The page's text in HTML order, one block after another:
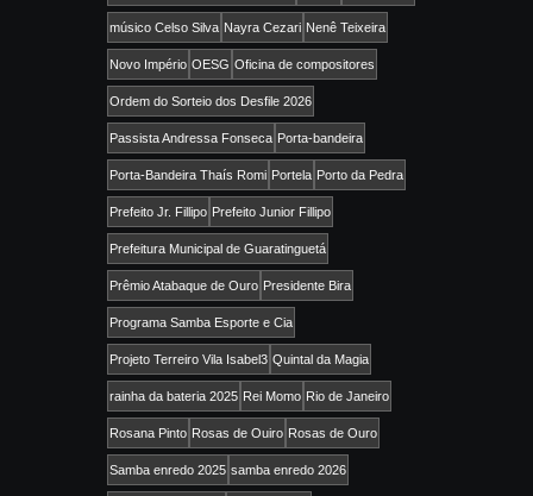
músico Celso Silva Nayra Cezari Nenê Teixeira
Novo Império OESG Oficina de compositores
Ordem do Sorteio dos Desfile 2026
Passista Andressa Fonseca Porta-bandeira
Porta-Bandeira Thaís Romi Portela Porto da Pedra
Prefeito Jr. Fillipo Prefeito Junior Fillipo
Prefeitura Municipal de Guaratinguetá
Prêmio Atabaque de Ouro Presidente Bira
Programa Samba Esporte e Cia
Projeto Terreiro Vila Isabel3 Quintal da Magia
rainha da bateria 2025 Rei Momo Rio de Janeiro
Rosana Pinto Rosas de Ouiro Rosas de Ouro
Samba enredo 2025 samba enredo 2026